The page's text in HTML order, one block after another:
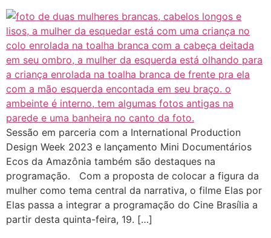
Sessão em parceria com a International Production
Design Week 2023 e lançamento Mini Documentários
Ecos da Amazônia também são destaques na
programação. Com a proposta de colocar a figura da
mulher como tema central da narrativa, o filme Elas por
Elas passa a integrar a programação do Cine Brasília a
partir desta quinta-feira, 19. […]